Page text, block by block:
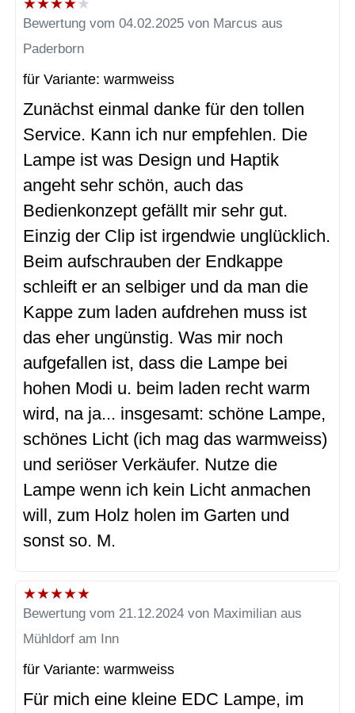
★★★★★
Bewertung vom 04.02.2025 von Marcus aus
Paderborn
für Variante: warmweiss
Zunächst einmal danke für den tollen
Service. Kann ich nur empfehlen. Die
Lampe ist was Design und Haptik
angeht sehr schön, auch das
Bedienkonzept gefällt mir sehr gut.
Einzig der Clip ist irgendwie unglücklich.
Beim aufschrauben der Endkappe
schleift er an selbiger und da man die
Kappe zum laden aufdrehen muss ist
das eher ungünstig. Was mir noch
aufgefallen ist, dass die Lampe bei
hohen Modi u. beim laden recht warm
wird, na ja... insgesamt: schöne Lampe,
schönes Licht (ich mag das warmweiss)
und seriöser Verkäufer. Nutze die
Lampe wenn ich kein Licht anmachen
will, zum Holz holen im Garten und
sonst so. M.
★★★★★
Bewertung vom 21.12.2024 von Maximilian aus
Mühldorf am Inn
für Variante: warmweiss
Für mich eine kleine EDC Lampe, im